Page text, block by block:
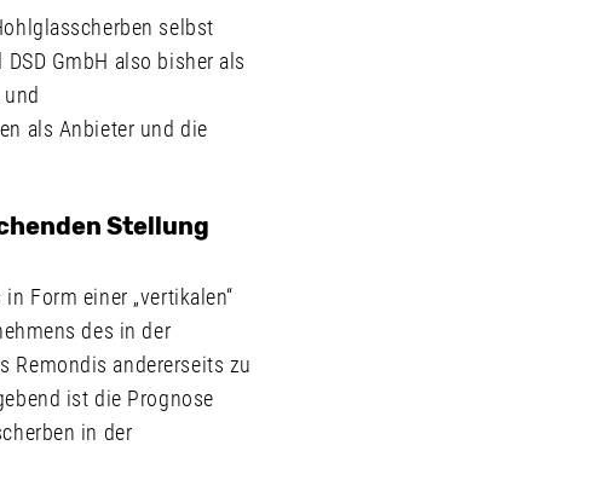
selbst
GmbH also bisher als
als Anbieter und die
Stellung
Form einer „vertikalen“
des in der
Remondis andererseits zu
ist die Prognose
in der